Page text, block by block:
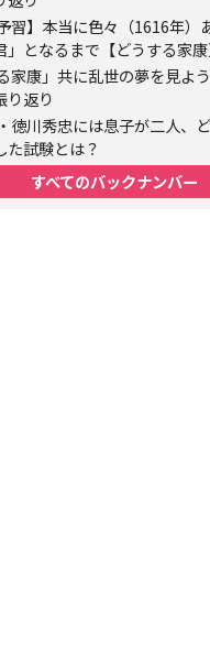
予習】本当に色々（1616年
となるまで【どうする家康
家康」共に乱世の夢を見よ
り返り
徳川秀忠には息子が二人、
た試験とは？
すべてのバックナンバー